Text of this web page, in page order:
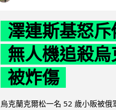
澤連斯基怒斥
無人機追殺
被炸傷
烏克蘭克爾松一名 52 歲小販被